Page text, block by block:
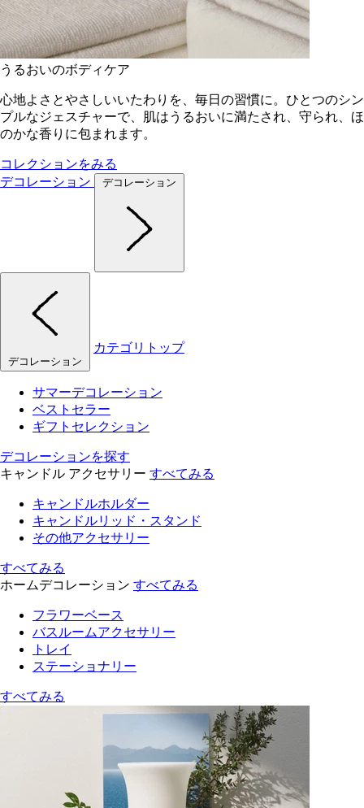
うるおいのボディケア
心地よさとやさしいいたわりを、毎日の習慣に。ひとつのシン
プルなジェスチャーで、肌はうるおいに満たされ、守られ、ほ
のかな香りに包まれます。
コレクションをみる
デコレーション
デコレーション
デコレーション
カテゴリトップ
サマーデコレーション
ベストセラー
ギフトセレクション
デコレーションを探す
キャンドル アクセサリー すべてみる
キャンドルホルダー
キャンドルリッド・スタンド
その他アクセサリー
すべてみる
ホームデコレーション すべてみる
フラワーベース
バスルームアクセサリー
トレイ
ステーショナリー
すべてみる